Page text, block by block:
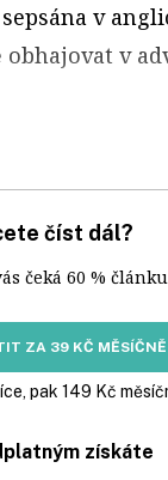
v
v
číst dál?
čeká 60 %
ZA 39 KČ MĚSÍČNĚ
pak 149 Kč
získáte